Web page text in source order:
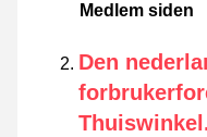
Medlem siden
Den